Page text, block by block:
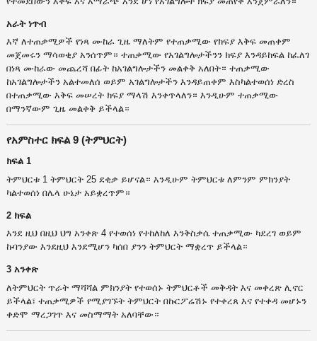
አራት ነጥብ
እኛ ለተጠቃሚዎች የነጻ ሙከራ ጊዜ ማለትም የተጠቃሚው የክፍያ እቅፍ መጠቀም
መጀመሩን ማሳወቂያ አንሰጥም። ተጠቃሚው የአገልግሎታችንን ክፍያ እንዳይከፍል ከፈለገ
በነጻ ሙከራው መጨረሻ በፊት ከአገልግሎታችን መልቀቅ አለበት። ተጠቃሚው
ከአገልግሎታችን አልተመለሰ ወይም አገልግሎታችን እንዳይጠቀም እስካልተወሰነ ድረስ
በተጠቃሚው እቅፍ መሠረት ክፍያ ማላሽ እንቀጥላለን። እንዲሁም ተጠቃሚው
በማንኛውም ጊዜ መልቀቅ ይችላል።
የአምስተር ክፍል 9 (ትምህርት)
ክፍል 1
ትምህርቱ 1 ትምህርት 25 ደቂቃ ይሆናል። እንዲሁም ትምህርቱ ለምንም ምክንያት
ካልተወሰነ በሌላ ሁኔታ አይቋረጥም።
2 ክፍል
እንደ ዚህ በዚህ ህግ አንቀጽ 4 የተወሰነ የተከለከለ እንቅስቃሴ ተጠቃሚው ካደረገ ወይም
ኩባንያው እንደዚህ እንደሚሆን ካሰበ ያንን ትምህርት ማቋረጥ ይችላል።
3 አንቀጽ
ለትምህርት ጥራት ማሻሻል ምክንያት የተወሰኑ ትምህርቶች መቅዳት እና መቀረጽ ሊኖር
ይችላል፣ ተጠቃሚዎች የሚያገኙት ትምህርት በኩርፖሬሽኑ የተቀረጸ እና የተቀዳ መሆኑን
ቀድሞ ማረጋገጥ እና መስማማት አለባቸው።